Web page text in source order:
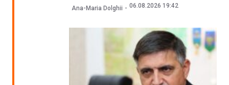
Ana-Maria Dolghii 06.08.2026 19:42